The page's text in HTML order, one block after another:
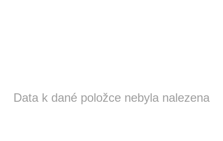
Data k dané položce nebyla nalezena